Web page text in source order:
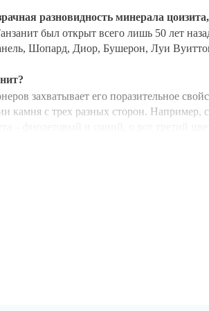
разновидность минерала
был открыт всего лишь 50 лет
Шопард, Диор, Бушерон, Луи
захватывает его поразительное
камня с трех разных сторон. Например,